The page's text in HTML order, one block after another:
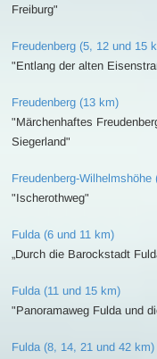
Freiburg"
Freudenberg (5, 12 und 15
"Entlang der alten
Freudenberg (13 km)
"Märchenhaftes
Siegerland"
Freudenberg-Wilhelmshöhe
"Ischerothweg"
Fulda (6 und 11 km)
„Durch die Barockstadt
Fulda (11 und 15 km)
"Panoramaweg Fulda und
Fulda (8, 14, 21 und 42 km)